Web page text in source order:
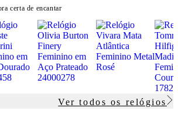
certa de encantar
Ver todos os relógios